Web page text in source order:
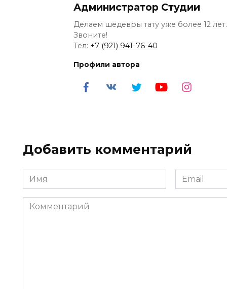
Администратор Студии
Делаем шедевры тату уже более 12 лет.
Звоните!
Тел: +7 (921) 941-76-40
Профили автора
Добавить комментарий
Имя
*
Email
*
Комментарий